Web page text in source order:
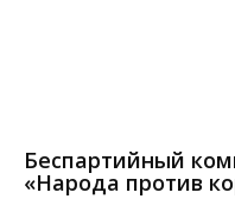
Беспартийный
«Народа против